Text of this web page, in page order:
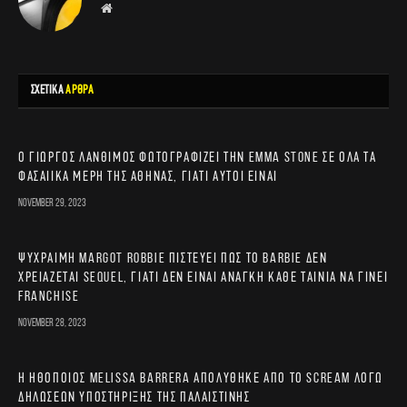
Website
ΣΧΕΤΙΚΑΑΡΘΡΑ
Ο Γιώργος Λάνθιμος φωτογραφίζει την Emma Stone σε όλα τα
φασαίικα μέρη της Αθήνας, γιατί αυτοί είναι
November 29, 2023
Ψύχραιμη Margot Robbie πιστεύει πως το Barbie δεν
χρειάζεται sequel, γιατί δεν είναι ανάγκη κάθε ταινία να γίνει
franchise
November 28, 2023
Η ηθοποιός Melissa Barrera απολύθηκε από το Scream λόγω
δηλώσεων υποστήριξης της Παλαιστίνης